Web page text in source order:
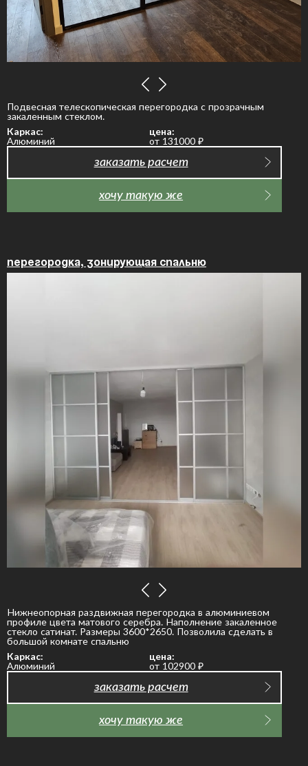
Подвесная телескопическая перегородка с прозрачным
закаленным стеклом.
Каркас:
Алюминий
цена:
от 131000 ₽
заказать расчет
хочу такую же
Перегородка, зонирующая спальню
Нижнеопорная раздвижная перегородка в алюминиевом
профиле цвета матового серебра. Наполнение закаленное
стекло сатинат. Размеры 3600*2650. Позволила сделать в
большой комнате спальню
Каркас:
Алюминий
цена:
от 102900 ₽
заказать расчет
хочу такую же